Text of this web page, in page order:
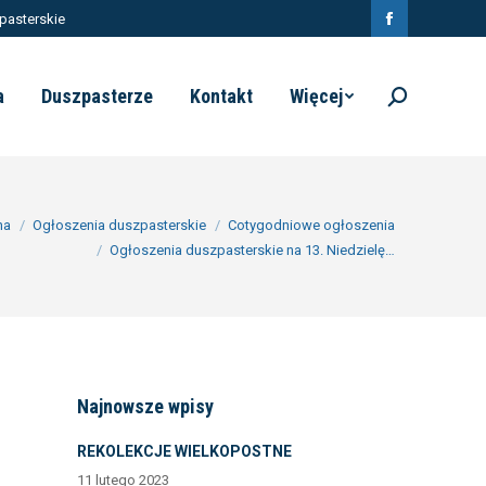
Facebook
opens
window
Duszpasterze Kontakt Więcej Szukaj:
Ogłoszenia duszpasterskie
Cotygodniowe ogłoszenia
Ogłoszenia duszpasterskie na 13. Niedzielę…
Najnowsze wpisy
REKOLEKCJE WIELKOPOSTNE
11 lutego 2023